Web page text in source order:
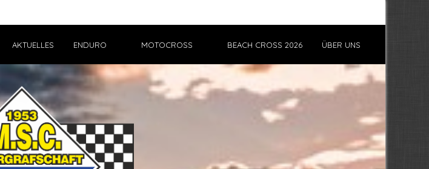
AKTUELLES ENDURO MOTOCROSS BEACH CROSS 2026 ÜBER UNS